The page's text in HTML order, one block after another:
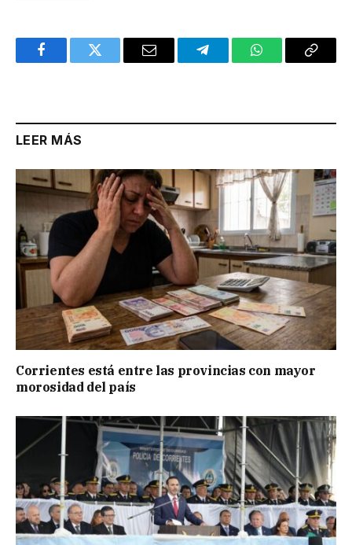
FacebookTwitter Email TelegramWhatsAppCopy
LEER MÁS
Corrientes está entre las provincias con mayor
morosidad del país